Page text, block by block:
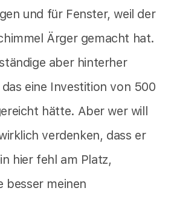
und für Fenster, weil der
Ärger gemacht hat.
aber hinterher
eine Investition von 500
hätte. Aber wer will
verdenken, dass er
hier fehl am Platz,
besser meinen